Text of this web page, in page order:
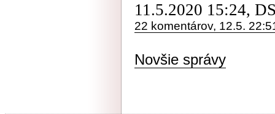
11.5.2020 15:24,
22 komentárov, 12.5.
Novšie správy